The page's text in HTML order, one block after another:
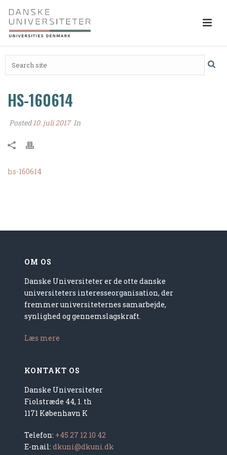
HS-160614
Posted10. juli 2017 In
hs-160614
OM OS
Danske Universiteter er de otte danske
universiteters interesseorganisation, der
fremmer universiteternes samarbejde,
synlighed og gennemslagskraft.
Læs mere
KONTAKT OS
Danske Universiteter
Fiolstræde 44, 1. th
1171 København K
Telefon: +45 27 12 10 42
E-mail:dkuni@dkuni.dk